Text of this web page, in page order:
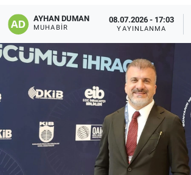
AYHAN DUMAN
MUHABIR
08.07.2026 - 17:03
YAYINLANMA